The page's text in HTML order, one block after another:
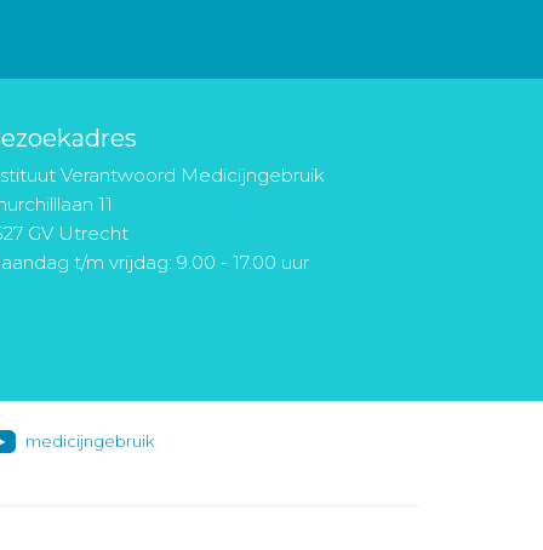
Verantwoord Medicijngebruik
11
GV Utrecht
t/m vrijdag: 9.00 - 17.00 uur
medicijngebruik